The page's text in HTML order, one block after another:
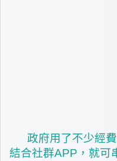
政府用了不少經
結合社群APP，就可